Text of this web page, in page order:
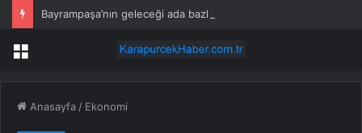
Bayrampaşa’nın geleceği ada bazlı dönüşümle şekilleniyor
Menü
Anasayfa / Ekonomi